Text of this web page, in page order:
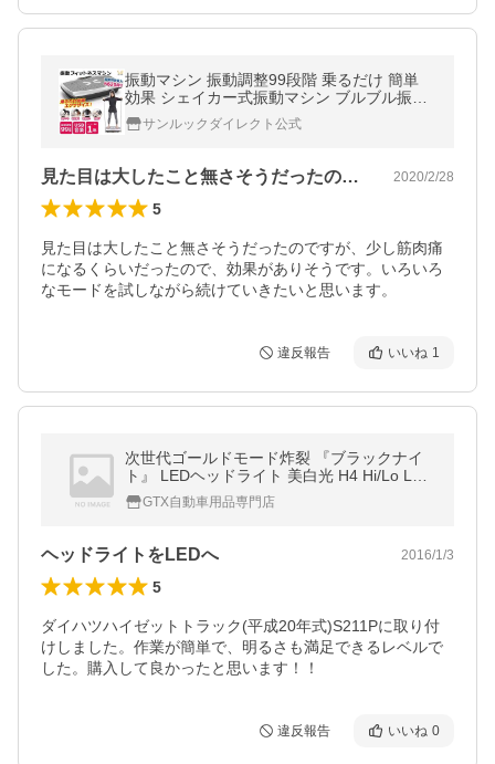
振動マシン 振動調整99段階 乗るだけ 簡単
効果 シェイカー式振動マシン ブルブル振動
マシン エクササイズ フィットネス Sunruck
SR-FT066-GY
サンルックダイレクト公式
見た目は大したこと無さそうだったのです… 2020/2/28
5
見た目は大したこと無さそうだったのですが、少し筋肉痛
になるくらいだったので、効果がありそうです。いろいろ
なモードを試しながら続けていきたいと思います。
違反報告 いいね 1
次世代ゴールドモード炸裂 『ブラックナイ
ト』 LEDヘッドライト 美白光 H4 Hi/Lo LED
フォグランプ 美白光と黄金光 H7 H8 H11 H1
6 HB3 HB4 選択可能 1年保証
GTX自動車用品専門店
ヘッドライトをLEDへ 2016/1/3
5
ダイハツハイゼットトラック(平成20年式)S211Pに取り付
けしました。作業が簡単で、明るさも満足できるレベルで
した。購入して良かったと思います！！
違反報告 いいね 0